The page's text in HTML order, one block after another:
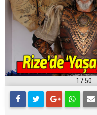
17:50